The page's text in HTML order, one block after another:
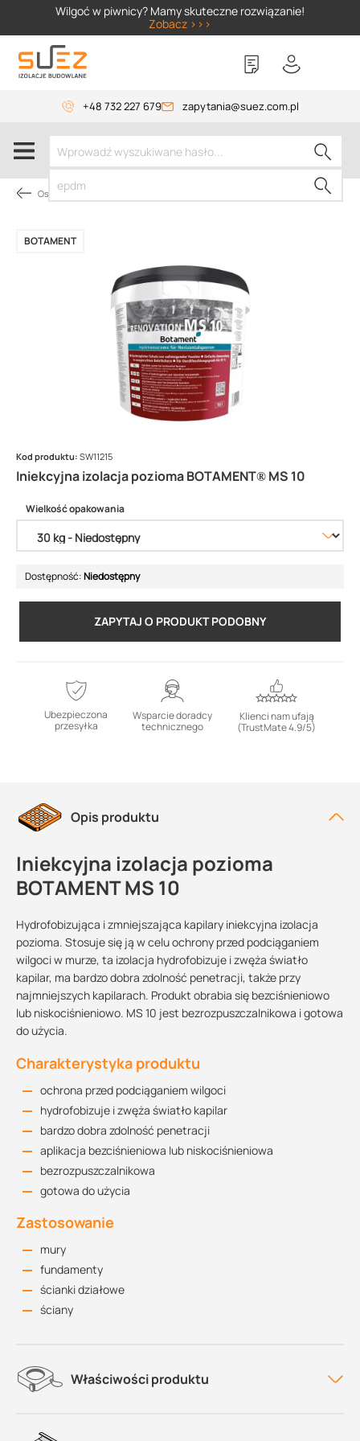
Wilgoć w piwnicy? Mamy skuteczne rozwiązanie!
Zobacz >>>
+48 732 227 679 zapytania@suez.com.pl
Osuszanie budynków
Iniekcyjna izolacja pozioma BOTAMENT® MS 10
BOTAMENT
Kod produktu: SW11215
Wielkość opakowania
Dostępność:Niedostępny
ZAPYTAJ O PRODUKT PODOBNY
Ubezpieczona
przesyłka
Wsparcie doradcy
technicznego
Klienci nam ufają
(TrustMate 4.9/5)
Opis produktu
Iniekcyjna izolacja pozioma
BOTAMENT MS 10
Hydrofobizująca i zmniejszająca kapilary iniekcyjna izolacja
pozioma. Stosuje się ją w celu ochrony przed podciąganiem
wilgoci w murze, ta izolacja hydrofobizuje i zwęża światło
kapilar, ma bardzo dobra zdolność penetracji, także przy
najmniejszych kapilarach. Produkt obrabia się bezciśnieniowo
lub niskociśnieniowo. MS 10 jest bezrozpuszczalnikowa i gotowa
do użycia.
Charakterystyka produktu
ochrona przed podciąganiem wilgoci
hydrofobizuje i zwęża światło kapilar
bardzo dobra zdolność penetracji
aplikacja bezciśnieniowa lub niskociśnieniowa
bezrozpuszczalnikowa
gotowa do użycia
Zastosowanie
mury
fundamenty
ścianki działowe
ściany
Właściwości produktu